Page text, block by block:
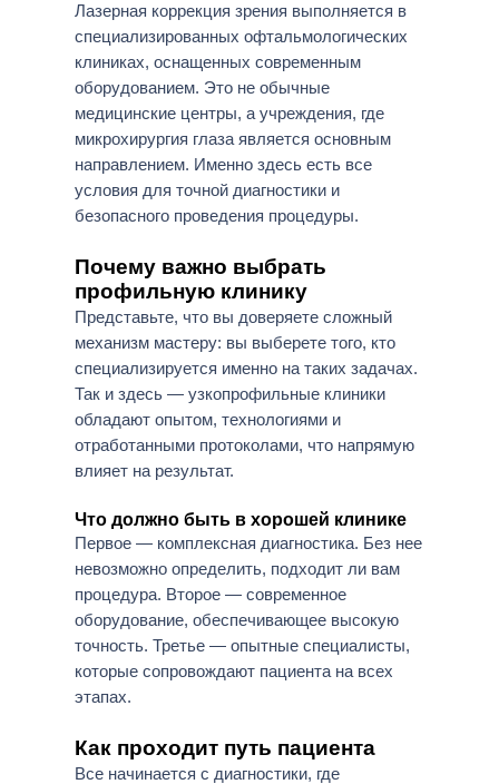
Лазерная коррекция зрения выполняется в
специализированных офтальмологических
клиниках, оснащенных современным
оборудованием. Это не обычные
медицинские центры, а учреждения, где
микрохирургия глаза является основным
направлением. Именно здесь есть все
условия для точной диагностики и
безопасного проведения процедуры.
Почему важно выбрать
профильную клинику
Представьте, что вы доверяете сложный
механизм мастеру: вы выберете того, кто
специализируется именно на таких задачах.
Так и здесь — узкопрофильные клиники
обладают опытом, технологиями и
отработанными протоколами, что напрямую
влияет на результат.
Что должно быть в хорошей клинике
Первое — комплексная диагностика. Без нее
невозможно определить, подходит ли вам
процедура. Второе — современное
оборудование, обеспечивающее высокую
точность. Третье — опытные специалисты,
которые сопровождают пациента на всех
этапах.
Как проходит путь пациента
Все начинается с диагностики, где